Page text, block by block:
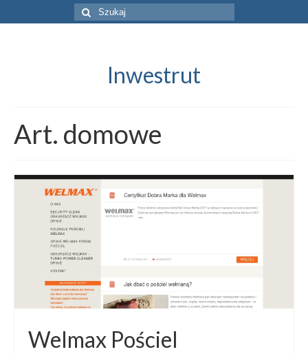
Szuklaj
w:
Inwestrut
Art. domowe
Welmax Pościel